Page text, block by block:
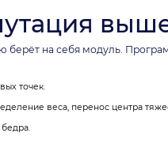
берёт на себя модуль.
точек.
веса, перенос центра